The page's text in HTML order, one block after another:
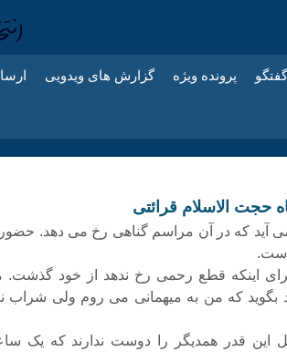
گفتگو پرونده ویژه گزارش های ویدویی
حجت الاسلام قرائتی
آید که در آن مراسم گناهی رخ می دهد.
است.
اینکه قطع رحمی رخ ندهد از خود گذشت.
بگوید که من به میهمانی می روم ولی شراب
این قدر همدیگر را دوست ندارند که یک